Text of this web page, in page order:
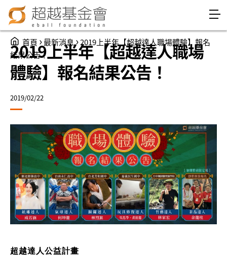
Jump to Navigation
Jump to Main content
You are here
首頁 ›最新消息›2019上半年【超越達人職場體驗】報名
結果公告！
2019上半年【超越達人職場
體驗】報名結果公告！
2019/02/22
超越達人公益計畫